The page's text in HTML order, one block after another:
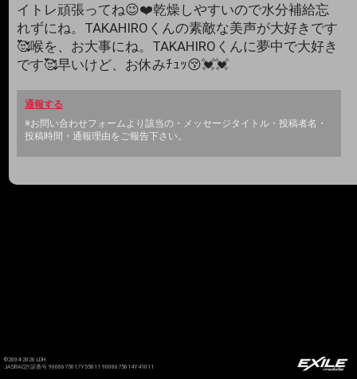
イトレ頑張ってね😉❤️乾燥しやすいので水分補給忘
れずにね。TAKAHIROくんの素敵な美声が大好きです
🥰喉を、お大事にね。TAKAHIROくんに夢中で大好き
です🥰早いけど、お休みﾁｭｯ😚💓💓
通報する
※お問い合わせフォームより該当の・メッセージタイトル・投稿者名・
投稿時間・通報理由をご報告下さい。
©2004-2026 LDH
JASRAC許諾番号 9008675017Y55011 9008675014Y41011